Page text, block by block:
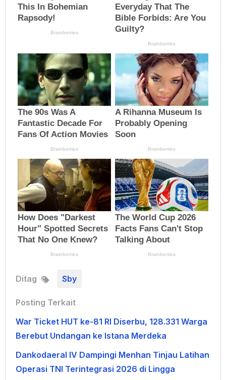
Ditag Sby
Posting Terkait
War Ticket HUT ke-81 RI Diserbu, 128.331 Warga
Berebut Undangan ke Istana Merdeka
Dankodaeral IV Dampingi Menhan Tinjau Latihan
Operasi TNI Terintegrasi 2026 di Lingga